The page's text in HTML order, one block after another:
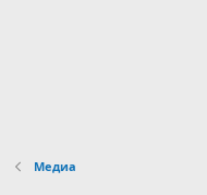
Медиа